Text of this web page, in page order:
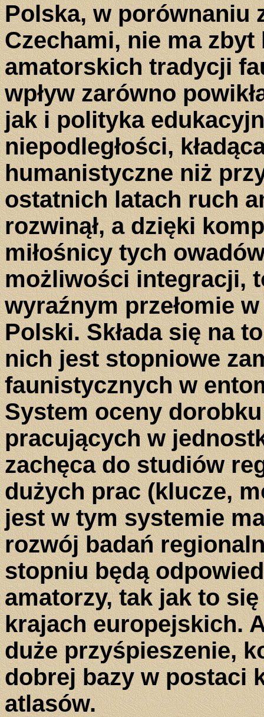
Polska, w porównaniu
Czechami, nie ma
amatorskich tradycji
wpływ zarówno
jak i polityka
niepodległości,
humanistyczne niż
ostatnich latach ruch
rozwinął, a dzięki
miłośnicy tych
możliwości integracji,
wyraźnym przełomie
Polski. Składa się na
nich jest stopniowe
faunistycznych w
System oceny
pracujących w
zachęca do studiów
dużych prac (klucze,
jest w tym systemie
rozwój badań
stopniu będą
amatorzy, tak jak to
krajach europejskich.
duże przyśpieszenie,
dobrej bazy w postaci
atlasów.